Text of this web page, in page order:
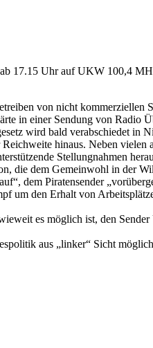
17.15 Uhr auf UKW 100,4
von nicht
in einer Sendung von Radio
wird bald verabschiedet in
hinaus. Neben
Stellungnahmen
die dem Gemeinwohl in der
dem Piratensender
um den Erhalt von
es möglich ist, den
aus „linker“ Sicht